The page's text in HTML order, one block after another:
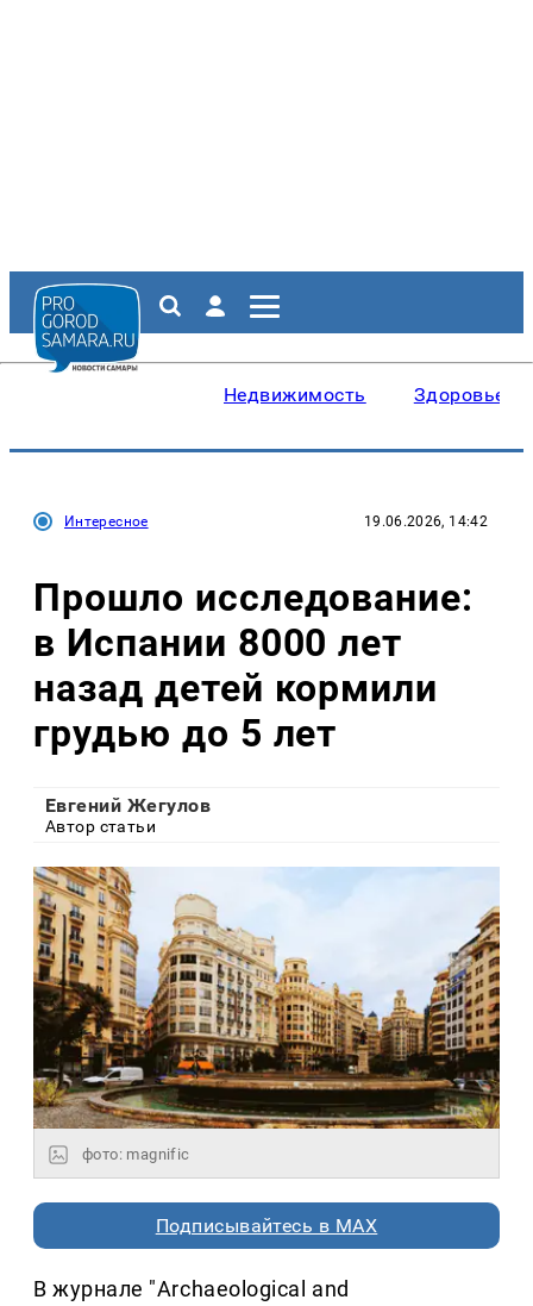
Недвижимость Здоровье
Интересное 19.06.2026, 14:42
Прошло исследование:
в Испании 8000 лет
назад детей кормили
грудью до 5 лет
Евгений Жегулов
Автор статьи
фото: magnific
Подписывайтесь в MAX
В журнале "Archaeological and